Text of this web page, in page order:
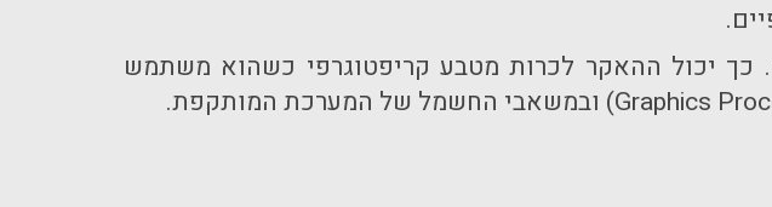
כך יכול ההאקר לכרות מטבע קריפטוגרפי כשהוא משתמש
Graphics) ובמשאבי החשמל של המערכת המותקפת.